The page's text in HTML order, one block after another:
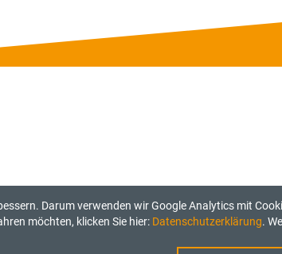
Darum verwenden wir Google Analytics mit
möchten, klicken Sie hier: Datenschutzerklärung.